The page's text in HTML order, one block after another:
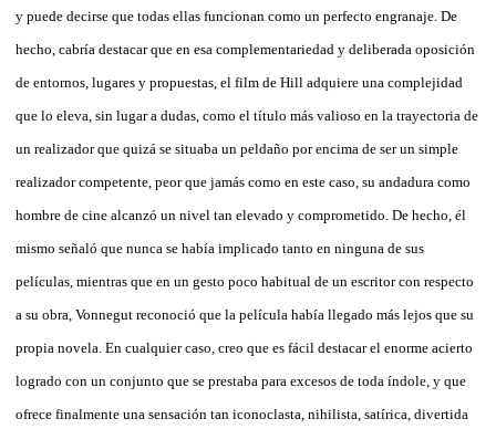
y puede decirse que todas ellas funcionan como un perfecto engranaje. De
hecho, cabría destacar que en esa complementariedad y deliberada oposición
de entornos, lugares y propuestas, el film de Hill adquiere una complejidad
que lo eleva, sin lugar a dudas, como el título más valioso en la trayectoria de
un realizador que quizá se situaba un peldaño por encima de ser un simple
realizador competente, peor que jamás como en este caso, su andadura como
hombre de cine alcanzó un nivel tan elevado y comprometido. De hecho, él
mismo señaló que nunca se había implicado tanto en ninguna de sus
películas, mientras que en un gesto poco habitual de un escritor con respecto
a su obra, Vonnegut reconoció que la película había llegado más lejos que su
propia novela. En cualquier caso, creo que es fácil destacar el enorme acierto
logrado con un conjunto que se prestaba para excesos de toda índole, y que
ofrece finalmente una sensación tan iconoclasta, nihilista, satírica, divertida